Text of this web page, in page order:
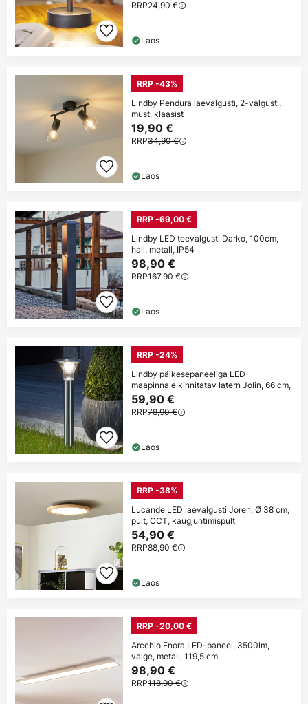
RRP24,90 €
Laos
RRP -43%
Lindby Pendura laevalgusti, 2-valgusti,
must, klaasist
19,90 €
RRP34,90 €
Laos
RRP -69,00 €
Lindby LED teevalgusti Darko, 100cm,
hall, metall, IP54
98,90 €
RRP167,90 €
Laos
RRP -24%
Lindby päikesepaneeliga LED-
maapinnale kinnitatav latern Jolin, 66 cm,
59,90 €
RRP78,90 €
Laos
RRP -38%
Lucande LED laevalgusti Joren, Ø 38 cm,
puit, CCT, kaugjuhtimispult
54,90 €
RRP88,90 €
Laos
RRP -20,00 €
Arcchio Enora LED-paneel, 3500lm,
valge, metall, 119,5 cm
98,90 €
RRP118,90 €